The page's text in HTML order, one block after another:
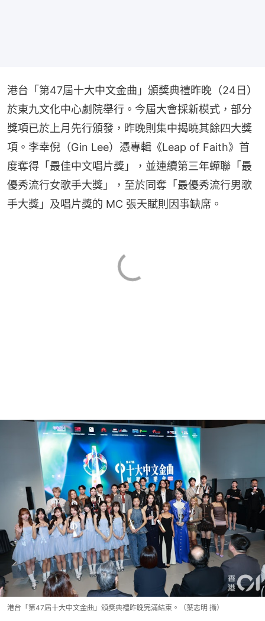
港台「第47屆十大中文金曲」頒獎典禮昨晚（24日）
於東九文化中心劇院舉行。今屆大會採新模式，部分
獎項已於上月先行頒發，昨晚則集中揭曉其餘四大獎
項。李幸倪（Gin Lee）憑專輯《Leap of Faith》首
度奪得「最佳中文唱片獎」，並連續第三年蟬聯「最
優秀流行女歌手大獎」，至於同奪「最優秀流行男歌
手大獎」及唱片獎的 MC 張天賦則因事缺席。
港台「第47屆十大中文金曲」頒獎典禮昨晚完滿結束。（葉志明 攝）